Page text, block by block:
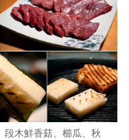
段木鮮香菇、櫛瓜、秋